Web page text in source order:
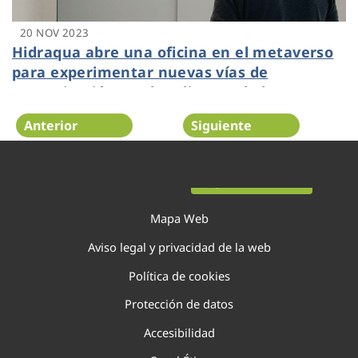
20 NOV 2023
Hidraqua abre una oficina en el metaverso
para experimentar nuevas vías de
comunicación con los clientes de la
Comunitat Valenciana
Anterior Siguiente
Mapa Web
Aviso legal y privacidad de la web
Política de cookies
Protección de datos
Accesibilidad